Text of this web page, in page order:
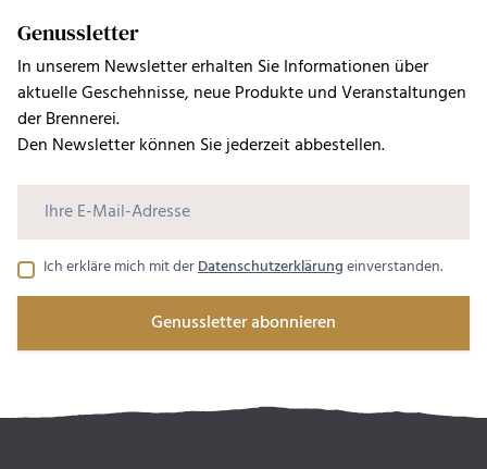
Genussletter
In unserem Newsletter erhalten Sie Informationen über
aktuelle Geschehnisse, neue Produkte und Veranstaltungen
der Brennerei.
Den Newsletter können Sie jederzeit abbestellen.
Ich erkläre mich mit derDatenschutzerklärungeinverstanden.
Genussletter abonnieren